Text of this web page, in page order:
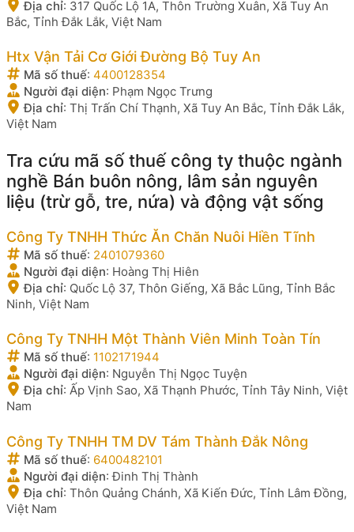
Địa chỉ: 317 Quốc Lộ 1A, Thôn Trường Xuân, Xã Tuy An
Bắc, Tỉnh Đắk Lắk, Việt Nam
Htx Vận Tải Cơ Giới Đường Bộ Tuy An
Mã số thuế: 4400128354
Người đại diện: Phạm Ngọc Trưng
Địa chỉ: Thị Trấn Chí Thạnh, Xã Tuy An Bắc, Tỉnh Đắk Lắk,
Việt Nam
Tra cứu mã số thuế công ty thuộc ngành
nghề Bán buôn nông, lâm sản nguyên
liệu (trừ gỗ, tre, nứa) và động vật sống
Công Ty TNHH Thức Ăn Chăn Nuôi Hiền Tĩnh
Mã số thuế: 2401079360
Người đại diện: Hoàng Thị Hiên
Địa chỉ: Quốc Lộ 37, Thôn Giếng, Xã Bắc Lũng, Tỉnh Bắc
Ninh, Việt Nam
Công Ty TNHH Một Thành Viên Minh Toàn Tín
Mã số thuế: 1102171944
Người đại diện: Nguyễn Thị Ngọc Tuyện
Địa chỉ: Ấp Vịnh Sao, Xã Thạnh Phước, Tỉnh Tây Ninh, Việt
Nam
Công Ty TNHH TM DV Tám Thành Đắk Nông
Mã số thuế: 6400482101
Người đại diện:Đinh Thị Thành
Địa chỉ: Thôn Quảng Chánh, Xã Kiến Đức, Tỉnh Lâm Đồng,
Việt Nam